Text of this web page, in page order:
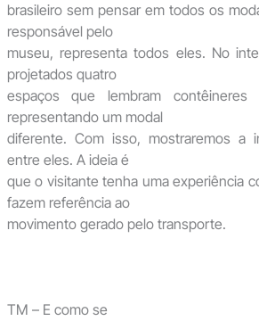
brasileiro sem pensar em todos os
responsável pelo
museu, representa todos eles. No
projetados quatro
espaços que lembram contêineres
representando um modal
diferente. Com isso, mostraremos a
entre eles. A ideia é
que o visitante tenha uma experiência
fazem referência ao
movimento gerado pelo transporte.
TM – E como se